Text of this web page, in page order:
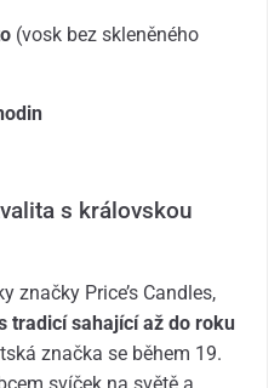
(vosk bez skleněného
s královskou
značky Price’s Candles,
tradicí sahající až do roku
značka se během 19.
svíček na světě a